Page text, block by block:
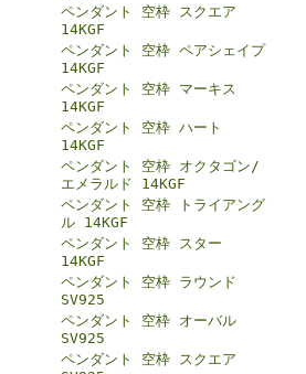
ペンダント 空枠 スクエア
14KGF
ペンダント 空枠 ペアシェイプ
14KGF
ペンダント 空枠 マーキス
14KGF
ペンダント 空枠 ハート
14KGF
ペンダント 空枠 オクタゴン/
エメラルド 14KGF
ペンダント 空枠 トライアング
ル 14KGF
ペンダント 空枠 スター
14KGF
ペンダント 空枠 ラウンド
SV925
ペンダント 空枠 オーバル
SV925
ペンダント 空枠 スクエア